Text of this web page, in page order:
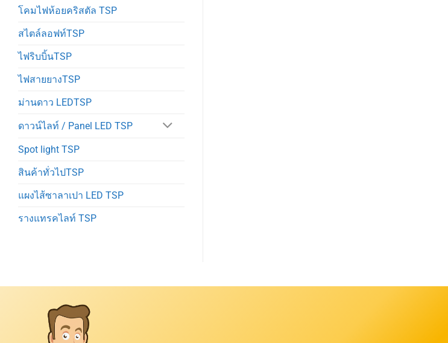
โคมไฟห้อยคริสตัล TSP
สไตล์ลอฟท์TSP
ไฟริบบิ้นTSP
ไฟสายยางTSP
ม่านดาว LEDTSP
ดาวน์ไลท์ / Panel LED TSP
Spot light TSP
สินค้าทั่วไปTSP
แผงไส้ซาลาเปา LED TSP
รางแทรคไลท์ TSP